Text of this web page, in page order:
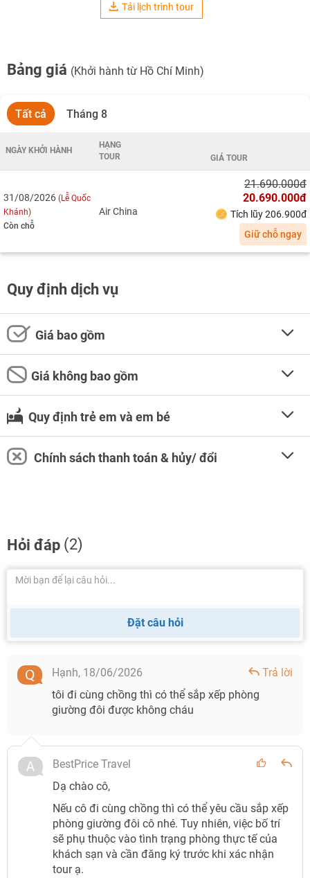
Tải lịch trình tour
Bảng giá (Khởi hành từ Hồ Chí Minh)
Tất cả Tháng 8
NGÀY KHỞI HÀNH
HẠNG
TOUR
GIÁ TOUR
31/08/2026 (Lễ Quốc
Khánh)
Còn chỗ
Air China
21.690.000đ
20.690.000đ
Tích lũy 206.900đ
Giữ chỗ ngay
Quy định dịch vụ
Giá bao gồm
Giá không bao gồm
Quy định trẻ em và em bé
Chính sách thanh toán & hủy/ đổi
Hỏi đáp (2)
Đặt câu hỏi
Hạnh, 18/06/2026
Trả lời
tôi đi cùng chồng thì có thể sắp xếp phòng
giường đôi được không cháu
BestPrice Travel
Dạ chào cô,
Nếu cô đi cùng chồng thì có thể yêu cầu sắp xếp
phòng giường đôi cô nhé. Tuy nhiên, việc bố trí
sẽ phụ thuộc vào tình trạng phòng thực tế của
khách sạn và cần đăng ký trước khi xác nhận
tour ạ.